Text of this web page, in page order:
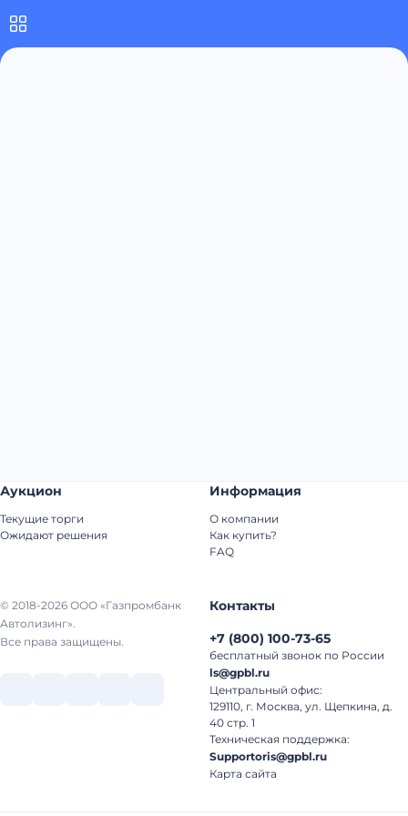
© 2018-2026 ООО «Газпромбанк
Автолизинг».
Все права защищены.
Аукцион
Текущие торги
Ожидают решения
Информация
О компании
Как купить?
FAQ
Контакты
+7 (800) 100-73-65
бесплатный звонок по России
ls@gpbl.ru
Центральный офис:
129110, г. Москва, ул. Щепкина, д.
40 стр. 1
Техническая поддержка:
Supportoris@gpbl.ru
Карта сайта